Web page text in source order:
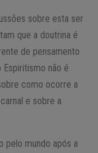
sobre esta ser
que a doutrina é
de pensamento
não é
como ocorre a
e sobre a
pelo mundo após a